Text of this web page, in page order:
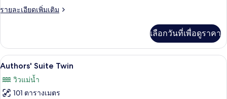
รายละเอียดเพิ่มเติม
ราย
เกี่ยว
กับ
Authors'
King
เลือกวันที่เพื่อดูราคา
เปิด
ภาพถ่าย
ทั้งหมด
Authors' Suite Twin | เครื่องนอนระ
6
Authors' Suite Twin
วิวแม่น้ำ
101 ตารางเมตร